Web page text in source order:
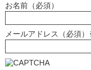
お名前（必須）
メールアドレス（必須